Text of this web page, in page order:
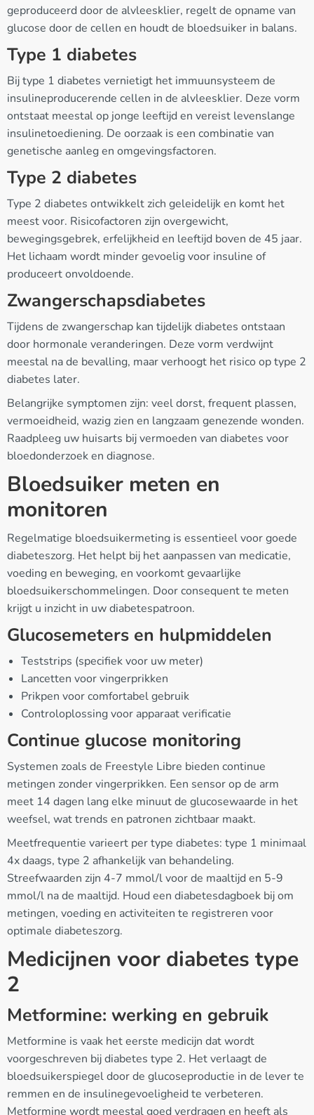
geproduceerd door de alvleesklier, regelt de opname van
glucose door de cellen en houdt de bloedsuiker in balans.
Type 1 diabetes
Bij type 1 diabetes vernietigt het immuunsysteem de
insulineproducerende cellen in de alvleesklier. Deze vorm
ontstaat meestal op jonge leeftijd en vereist levenslange
insulinetoediening. De oorzaak is een combinatie van
genetische aanleg en omgevingsfactoren.
Type 2 diabetes
Type 2 diabetes ontwikkelt zich geleidelijk en komt het
meest voor. Risicofactoren zijn overgewicht,
bewegingsgebrek, erfelijkheid en leeftijd boven de 45 jaar.
Het lichaam wordt minder gevoelig voor insuline of
produceert onvoldoende.
Zwangerschapsdiabetes
Tijdens de zwangerschap kan tijdelijk diabetes ontstaan
door hormonale veranderingen. Deze vorm verdwijnt
meestal na de bevalling, maar verhoogt het risico op type 2
diabetes later.
Belangrijke symptomen zijn: veel dorst, frequent plassen,
vermoeidheid, wazig zien en langzaam genezende wonden.
Raadpleeg uw huisarts bij vermoeden van diabetes voor
bloedonderzoek en diagnose.
Bloedsuiker meten en
monitoren
Regelmatige bloedsuikermeting is essentieel voor goede
diabeteszorg. Het helpt bij het aanpassen van medicatie,
voeding en beweging, en voorkomt gevaarlijke
bloedsuikerschommelingen. Door consequent te meten
krijgt u inzicht in uw diabetespatroon.
Glucosemeters en hulpmiddelen
Teststrips (specifiek voor uw meter)
Lancetten voor vingerprikken
Prikpen voor comfortabel gebruik
Controloplossing voor apparaat verificatie
Continue glucose monitoring
Systemen zoals de Freestyle Libre bieden continue
metingen zonder vingerprikken. Een sensor op de arm
meet 14 dagen lang elke minuut de glucosewaarde in het
weefsel, wat trends en patronen zichtbaar maakt.
Meetfrequentie varieert per type diabetes: type 1 minimaal
4x daags, type 2 afhankelijk van behandeling.
Streefwaarden zijn 4-7 mmol/l voor de maaltijd en 5-9
mmol/l na de maaltijd. Houd een diabetesdagboek bij om
metingen, voeding en activiteiten te registreren voor
optimale diabeteszorg.
Medicijnen voor diabetes type
2
Metformine: werking en gebruik
Metformine is vaak het eerste medicijn dat wordt
voorgeschreven bij diabetes type 2. Het verlaagt de
bloedsuikerspiegel door de glucoseproductie in de lever te
remmen en de insulinegevoeligheid te verbeteren.
Metformine wordt meestal goed verdragen en heeft als